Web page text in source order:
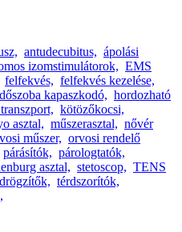
antudecubitus, ápolási
izomstimulátorok, EMS
felfekvés, felfekvés kezelése,
kapaszkodó, hordozható
kötözőkocsi,
asztal, műszerasztal, nővér
műszer, orvosi rendelő
párásítók, párologtatók,
asztal, stetoscop, TENS
térdszorítók,